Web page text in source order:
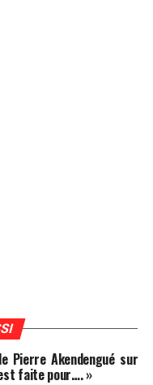
Pierre Akendengué sur
faite pour…. »